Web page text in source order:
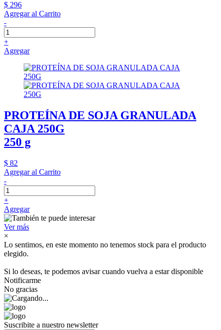
$ 296
Agregar al Carrito
-
+
Agregar
PROTEÍNA DE SOJA GRANULADA
CAJA 250G
250 g
$ 82
Agregar al Carrito
-
+
Agregar
Ver más
×
Lo sentimos, en este momento no tenemos stock para el producto
elegido.
Si lo deseas, te podemos avisar cuando vuelva a estar disponible
Notificarme
No gracias
Suscribite a nuestro newsletter